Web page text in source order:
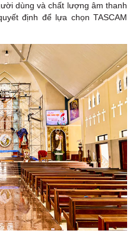
dùng và chất lượng âm thanh
định để lựa chọn TASCAM